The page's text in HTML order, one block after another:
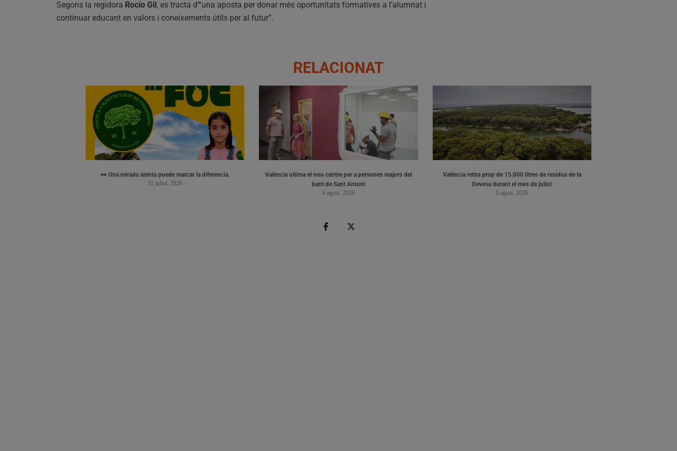
Segons la regidora Rocío Gil, es tracta d’“una aposta per donar més oportunitats formatives a l’alumnat i
continuar educant en valors i coneixements útils per al futur”.
RELACIONAT
👀 Una mirada atenta puede marcar la diferencia.
31 juliol, 2026
València ultima el nou centre per a persones majors del
barri de Sant Antoni
6 agost, 2026
València retira prop de 15.000 litres de residus de la
Devesa durant el mes de juliol
6 agost, 2026